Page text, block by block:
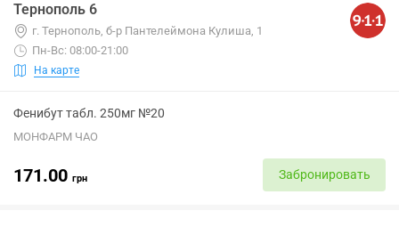
Тернополь 6
г. Тернополь, б-р Пантелеймона Кулиша, 1
Пн-Вс: 08:00-21:00
На карте
Фенибут табл. 250мг №20
МОНФАРМ ЧАО
171.00 грн Забронировать